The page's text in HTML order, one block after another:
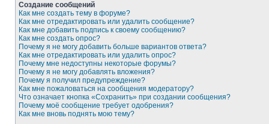
Создание сообщений
Как мне создать тему в форуме?
Как мне отредактировать или удалить сообщение?
Как мне добавить подпись к своему сообщению?
Как мне создать опрос?
Почему я не могу добавить больше вариантов ответа?
Как мне отредактировать или удалить опрос?
Почему мне недоступны некоторые форумы?
Почему я не могу добавлять вложения?
Почему я получил предупреждение?
Как мне пожаловаться на сообщения модератору?
Что означает кнопка «Сохранить» при создании сообщения?
Почему моё сообщение требует одобрения?
Как мне вновь поднять мою тему?